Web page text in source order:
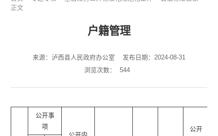
正文
户籍管理
来源：泸西县人民政府办公室
发布日期：2024-08-31
浏览次数：
544
公开事
项
公开